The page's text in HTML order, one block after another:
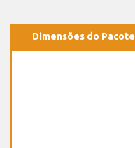
Dimensões do Pacote